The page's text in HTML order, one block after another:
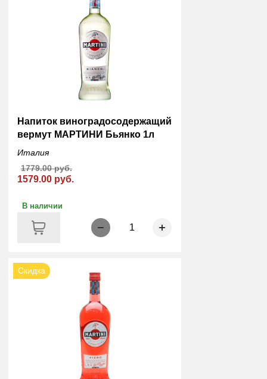
Напиток виноградосодержащий
вермут МАРТИНИ Бьянко 1л
Италия
1579.00 руб.
1779.00 руб.
В наличии
1
Скидка